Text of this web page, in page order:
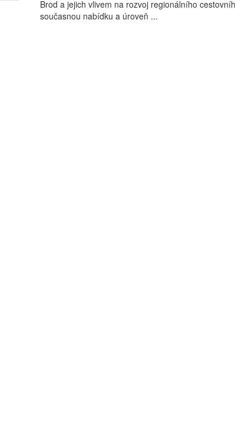
Brod a jejich vlivem na rozvoj regionálního
současnou nabídku a úroveň ...